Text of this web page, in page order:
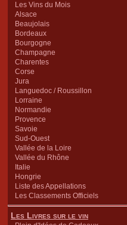
Les Vins du Mois
Alsace
Beaujolais
Bordeaux
Bourgogne
Champagne
Charentes
Corse
Jura
Languedoc / Roussillon
Lorraine
Normandie
Provence
Savoie
Sud-Ouest
Vallée de la Loire
Vallée du Rhône
Italie
Hongrie
Liste des Appellations
Les Classements Officiels
Les Livres sur le vin